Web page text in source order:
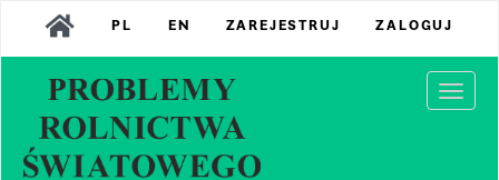
Main
Navigation
Content
Sidebar
PL EN ZAREJESTRUJ ZALOGUJ